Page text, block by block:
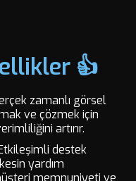
👍
zamanlı görsel
ve çözmek için
artırır.
destek
yardım
memnuniyeti ve